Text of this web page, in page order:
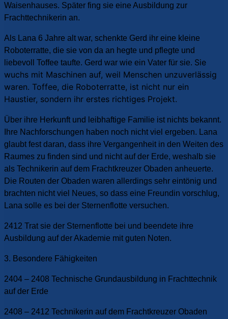
Waisenhauses. Später fing sie eine Ausbildung zur
Frachttechnikerin an.
Als Lana 6 Jahre alt war, schenkte Gerd ihr eine kleine
Roboterratte, die sie von da an hegte und pflegte und
liebevoll Toffee taufte. Gerd war wie ein Vater für sie. Sie
wuchs mit Maschinen auf, weil Menschen unzuverlässig
waren. Toffee, die Roboterratte, ist nicht nur ein
Haustier, sondern ihr erstes richtiges Projekt.
Über ihre Herkunft und leibhaftige Familie ist nichts bekannt.
Ihre Nachforschungen haben noch nicht viel ergeben. Lana
glaubt fest daran, dass ihre Vergangenheit in den Weiten des
Raumes zu finden sind und nicht auf der Erde, weshalb sie
als Technikerin auf dem Frachtkreuzer Obaden anheuerte.
Die Routen der Obaden waren allerdings sehr eintönig und
brachten nicht viel Neues, so dass eine Freundin vorschlug,
Lana solle es bei der Sternenflotte versuchen.
2412 Trat sie der Sternenflotte bei und beendete ihre
Ausbildung auf der Akademie mit guten Noten.
3. Besondere Fähigkeiten
2404 – 2408 Technische Grundausbildung in Frachttechnik
auf der Erde
2408 – 2412 Technikerin auf dem Frachtkreuzer Obaden